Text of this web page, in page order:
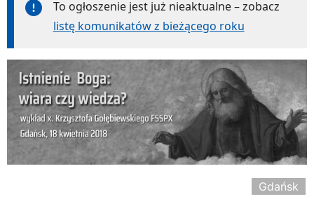
To ogłoszenie jest już nieaktualne – zobacz
listę komunikatów z bieżącego roku
Gdańsk